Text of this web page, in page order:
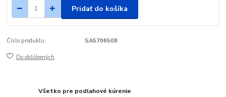
Pridať do košíka
Číslo produktu: SA5706508
Do obľúbených
Všetko pre podlahové kúrenie